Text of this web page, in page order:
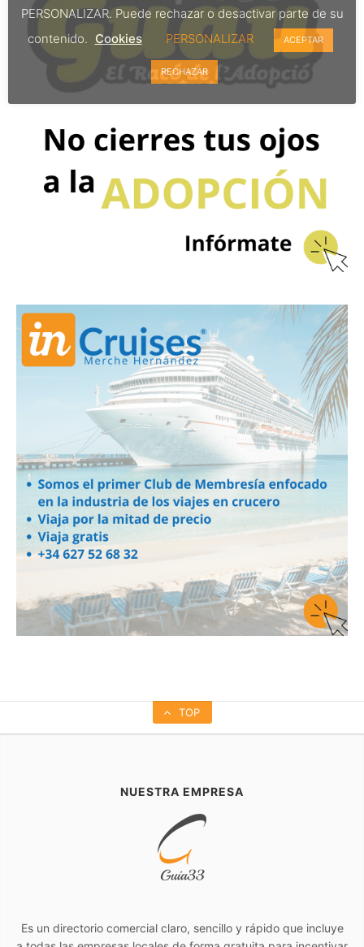
TOP
NUESTRA EMPRESA
Es un directorio comercial claro, sencillo y rápido que incluye
PERSONALIZAR. Puede rechazar o desactivar parte de su
contenido. Cookies PERSONALIZAR ACEPTAR
RECHAZAR